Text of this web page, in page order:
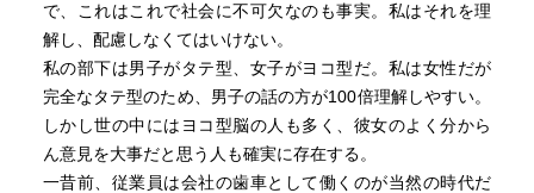
で、これはこれで社会に不可欠なのも事実。私はそれを理
解し、配慮しなくてはいけない。
私の部下は男子がタテ型、女子がヨコ型だ。私は女性だが
完全なタテ型のため、男子の話の方が100倍理解しやすい。
しかし世の中にはヨコ型脳の人も多く、彼女のよく分から
ん意見を大事だと思う人も確実に存在する。
一昔前、従業員は会社の歯車として働くのが当然の時代だ